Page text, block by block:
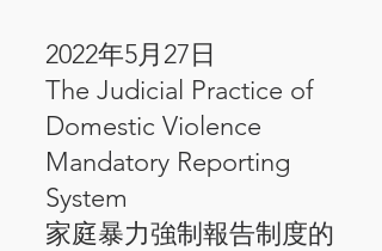
2022年5月27日
The Judicial Practice of
Domestic Violence
Mandatory Reporting
System
家庭暴力強制報告制度的